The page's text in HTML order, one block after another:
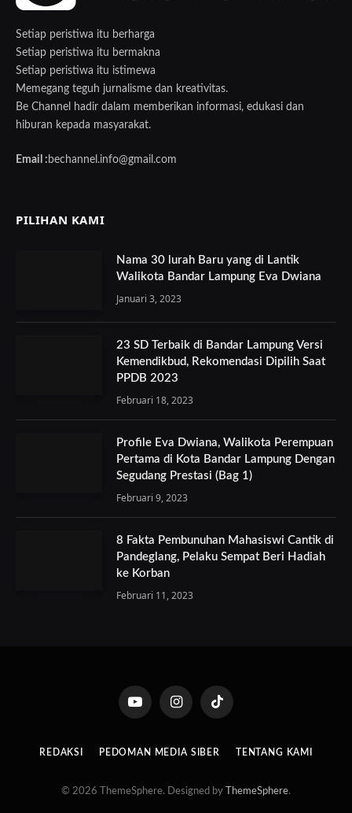
Setiap peristiwa itu berharga
Setiap peristiwa itu bermakna
Setiap peristiwa itu istimewa
Memegang teguh jurnalisme dan kreativitas.
Be Channel hadir dalam memberikan informasi, edukasi dan
hiburan kepada masyarakat.
Email : bechannel.info@gmail.com
PILIHAN KAMI
Nama 30 lurah Baru yang di Lantik
Walikota Bandar Lampung Eva Dwiana
Januari 3, 2023
23 SD Terbaik di Bandar Lampung Versi
Kemendikbud, Rekomendasi Dipilih Saat
PPDB 2023
Februari 18, 2023
Profile Eva Dwiana, Walikota Perempuan
Pertama di Kota Bandar Lampung Dengan
Segudang Prestasi (Bag 1)
Februari 9, 2023
8 Fakta Pembunuhan Mahasiswi Cantik di
Pandeglang, Pelaku Sempat Beri Hadiah
ke Korban
Februari 11, 2023
YouTube InstagramTikTok
REDAKSI PEDOMAN MEDIA SIBER TENTANG KAMI
© 2026 ThemeSphere. Designed by ThemeSphere.